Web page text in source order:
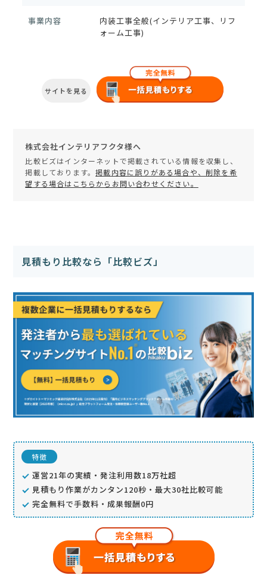
事業内容
内装工事全般(インテリア工事、リフ
ォーム工事)
サイトを見る
株式会社インテリアフクタ様へ
比較ビズはインターネットで掲載されている情報を収集し、
掲載しております。掲載内容に誤りがある場合や、削除を希
望する場合はこちらからお問い合わせください。
見積もり比較なら「比較ビズ」
特徴
運営21年の実績・発注利用数18万社超
見積もり作業がカンタン120秒・最大30社比較可能
完全無料で手数料・成果報酬0円